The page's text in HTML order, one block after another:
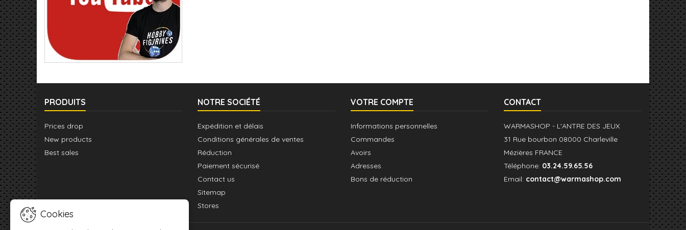
PRODUITS
Prices drop
New products
Best sales
NOTRE SOCIÉTÉ
Expédition et délais
Conditions générales de ventes
Réduction
Paiement sécurisé
Contact us
Sitemap
Stores
VOTRE COMPTE
Informations personnelles
Commandes
Avoirs
Adresses
Bons de réduction
CONTACT
WARMASHOP - L'ANTRE DES JEUX
31 Rue bourbon 08000 Charleville
Mézières FRANCE
Téléphone: 03.24.59.65.56
Email: contact@warmashop.com
Cookies